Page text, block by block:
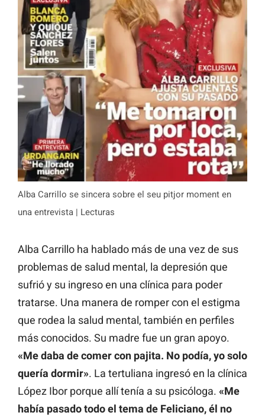
Alba Carrillo se sincera sobre el seu pitjor moment en
una entrevista | Lecturas
Alba Carrillo ha hablado más de una vez de sus
problemas de salud mental, la depresión que
sufrió y su ingreso en una clínica para poder
tratarse. Una manera de romper con el estigma
que rodea la salud mental, también en perfiles
más conocidos. Su madre fue un gran apoyo.
«Me daba de comer con pajita. No podía, yo solo
quería dormir». La tertuliana ingresó en la clínica
López Ibor porque allí tenía a su psicóloga. «Me
había pasado todo el tema de Feliciano, él no